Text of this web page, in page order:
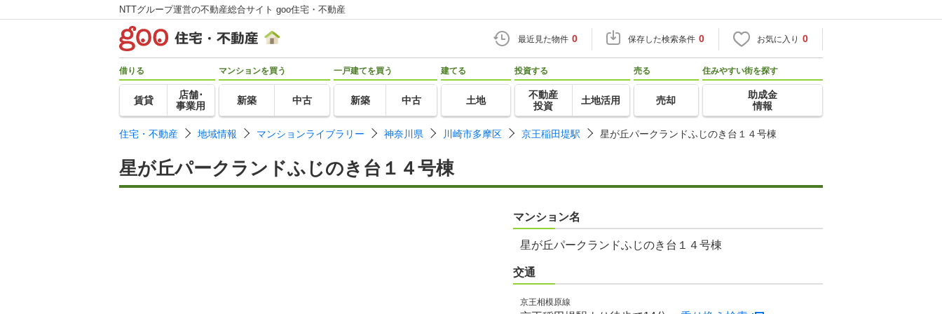
NTTグループ運営の不動産総合サイト goo住宅・不動産
最近見た物件 0 保存した検索条件 0 お気に入り 0
借りる
賃貸
店舗･
事業用
マンションを買う
新築 中古
一戸建てを買う
新築 中古
建てる
土地
投資する
不動産
投資
土地活用
売る
売却
住みやすい街を探す
助成金
情報
住宅・不動産 地域情報 マンションライブラリー 神奈川県 川崎市多摩区 京王稲田堤駅 星が丘パークランドふじのき台１４号棟
星が丘パークランドふじのき台１４号棟
マンション名
星が丘パークランドふじのき台１４号棟
交通
京王相模原線